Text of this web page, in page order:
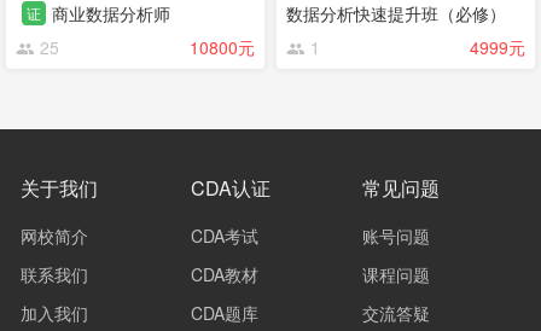
证 商业数据分析师
25
10800元
数据分析快速提升班（必修）
1
4999元
关于我们
网校简介
联系我们
加入我们
CDA认证
CDA考试
CDA教材
CDA题库
常见问题
账号问题
课程问题
交流答疑